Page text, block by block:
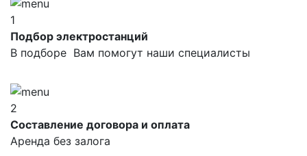
1
Подбор электростанций
В подборе Вам помогут наши специалисты
2
Составление договора и оплата
Аренда без залога